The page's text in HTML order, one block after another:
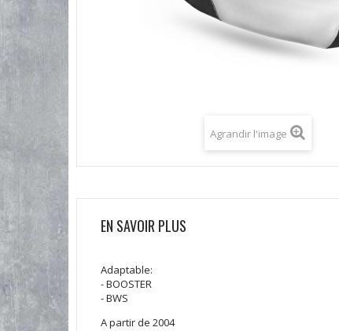
Agrandir l'image
EN SAVOIR PLUS
Adaptable:
- BOOSTER
- BWS
A partir de 2004